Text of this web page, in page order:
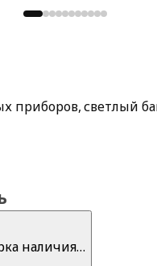
приборов, светлый
наличия…